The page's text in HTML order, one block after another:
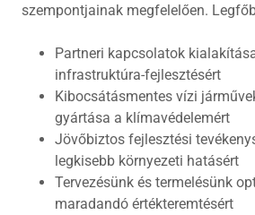
szempontjainak megfelelően.
Partneri kapcsolatok
infrastruktúra-fejlesztésért
Kibocsátásmentes vízi
gyártása a klímavédelemért
Jövőbiztos fejlesztési
legkisebb környezeti hatásért
Tervezésünk és termelésünk
maradandó értékteremtésért